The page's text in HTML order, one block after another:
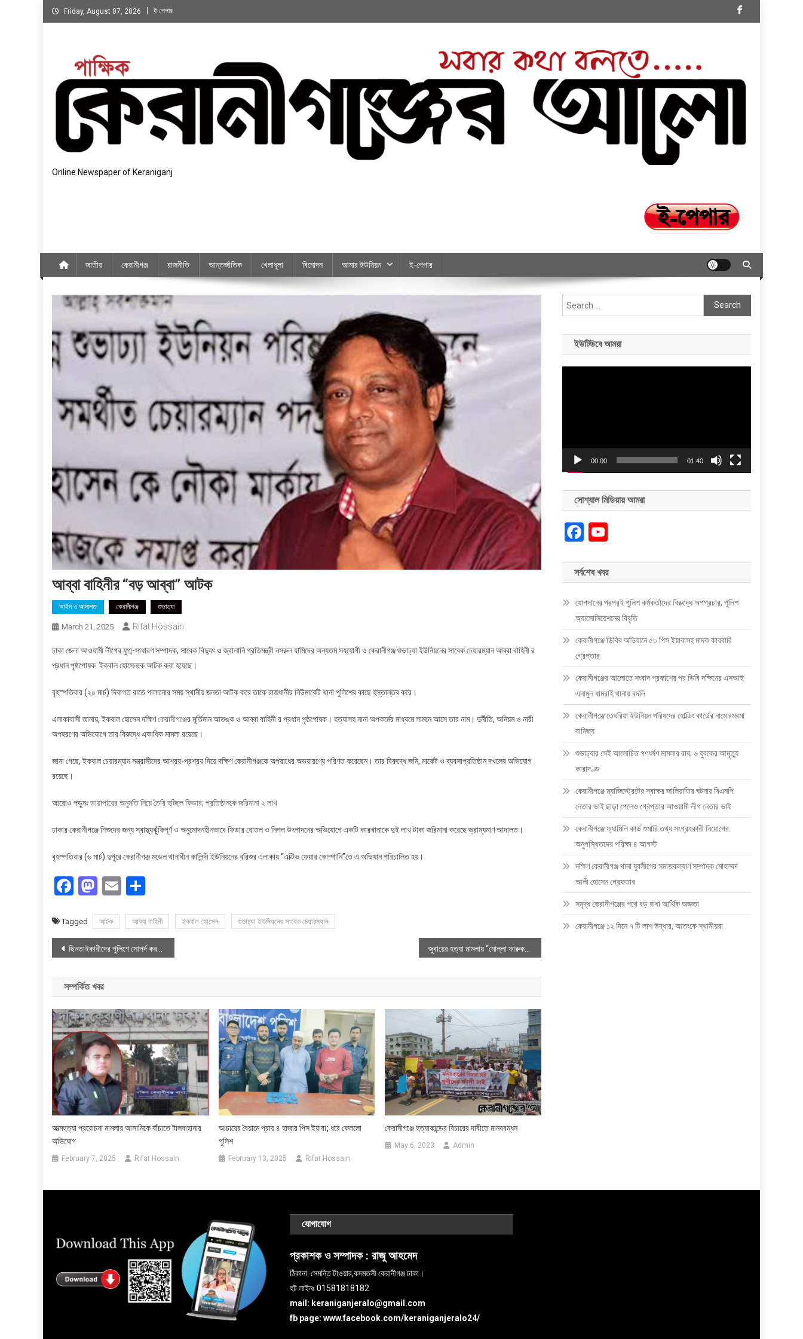
Skip
to
Friday, August 07, 2026 ই পেপার
Online Newspaper of Keraniganj
জাতীয় কেরানীগঞ্জ রাজনীতি আন্তর্জাতিক খেলাধূলা বিনোদন আমার ইউনিয়ন ই-পেপার
আব্বা বাহিনীর “বড় আব্বা” আটক
আইন ও আদালত কেরানীগঞ্জ শুভাড্যা
March 21, 2025 Rifat Hossain
ঢাকা জেলা আওয়ামী লীগের যুগ্ম-সাধারণ সম্পাদক, সাবেক বিদ্যুৎ ও জ্বালানি প্রতিমন্ত্রী নসরুল হামিদের অন্যতম সহযোগী ও কেরানীগঞ্জ শুভাঢ্যা ইউনিয়নের সাবেক চেয়ারম্যান আব্বা বাহিনী র
প্রধান পৃষ্ঠপোষক ইকবাল হোসেনকে আটক করা হয়েছে।
বৃহস্পতিবার (২০ মার্চ) দিবাগত রাতে পালানোর সময় স্থানীয় জনতা আটক করে তাকে রাজধানীর নিউমার্কেট থানা পুলিশের কাছে হস্তান্তর করে।
এলাকাবাসী জানায়, ইকবাল হোসেন দক্ষিণকেরানীগঞ্জের মূর্তিমান আতঙ্ক ও আব্বা বাহিনী র প্রধান পৃষ্ঠপোষক। হত্যাসহ নানা অপকর্মের মাধ্যমে সামনে আসে তার নাম। দুর্নীতি, অনিয়ম ও নারী
অপহরণের অভিযোগে তার বিরুদ্ধে একাধিক মামলা রয়েছে।
জানা গেছে, ইকবাল চেয়ারম্যান সন্ত্রাসীদের আশ্রয়-প্রশ্রয় দিয়ে দক্ষিণ কেরানীগঞ্জকে অপরাধের অভয়ারণ্যে পরিণত করেছেন। তার বিরুদ্ধে জমি, মার্কেট ও ব্যবসাপ্রতিষ্ঠান দখলের অভিযোগ
রয়েছে।
আরোও পড়ুনঃডায়াপারের অনুমতি নিয়ে তৈরি হচ্ছিল ফিডার; প্রতিষ্ঠানকে জরিমানা ২ লাখ
ঢাকার কেরানীগঞ্জে শিশুদের জন্য স্বাস্থ্যঝুঁকিপূর্ণ ও অনুমোদনহীনভাবে ফিডার বোতল ও নিপল উৎপাদনের অভিযোগে একটি কারখানাকে দুই লাখ টাকা জরিমানা করেছে ভ্রাম্যমাণ আদালত।
বৃহস্পতিবার (৬ মার্চ) দুপুরে কেরানীগঞ্জ মডেল থানাধীন কালিন্দী ইউনিয়নের বরিশুর এলাকায় “এক্টিভ ফেয়ার কোম্পানি”তে এ অভিযান পরিচালিত হয়।
Facebook
Mastodon
Email
Tagged আটক আব্বা বাহিনী ইকবাল হোসেন শুভাঢ্যা ইউনিয়নের সাবেক চেয়ারম্যান
Post
navigation
ছিনতাইকারীদের পুলিশে সোপর্দ করতে বলায় শিক্ষার্থীকে ছুরিকাঘাত জুবায়ের হত্যা মামলায় “মোল্লা ফারুক বাহিনী”র মাসুদ গ্রেফতার
সম্পর্কিত খবর
আত্মহত্যা প্ররোচনা মামলার আসামিকে বাঁচাতে টালবাহানার
অভিযোগ
February 7, 2025 Rifat Hossain
আচারের বৈয়ামে প্রায় ৪ হাজার পিস ইয়াবা; ধরে ফেললো
পুলিশ
February 13, 2025 Rifat Hossain
কেরানীগঞ্জে হত্যাকান্ডের বিচারের দাবীতে মানববন্ধন
May 6, 2023 Admin
Search
for:
ইউটিউবে আমরা
00:00 01:40
সোশ্যাল মিডিয়ায় আমরা
Facebook
সর্বশেষ খবর
যোগদানের পরপরই পুলিশ কর্মকর্তাদের বিরুদ্ধে অপপ্রচার, পুলিশ
অ্যাসোসিয়েশনের বিবৃতি
কেরানীগঞ্জে ডিবির অভিযানে ৫০ পিস ইয়াবাসহ মাদক কারবারি
গ্রেপ্তার
কেরানীগঞ্জের আলোতে সংবাদ প্রকাশের পর ডিবি দক্ষিনের এসআই
এনামুল ধামরাই থানায় বদলি
কেরানীগঞ্জে তেঘরিয়া ইউনিয়ন পরিষদের হোল্ডিং কার্ডের নামে রমরমা
বানিজ্য
শুভাঢ্যার সেই আলোচিত গণধর্ষণ মামলার রায়; ৬ যুবকের আমৃত্যু
কারাদণ্ড
কেরানীগঞ্জে ম্যাজিস্ট্রেটের স্বাক্ষর জালিয়াতির ঘটনায় বিএনপি
নেতার ভাই ছাড়া পেলেও গ্রেপ্তার আওয়ামী লীগ নেতার ভাই
কেরানীগঞ্জে ফ্যামিলি কার্ড শুমারি তথ্য সংগ্রহকারী নিয়োগের
অনুপস্থিতদের পরিক্ষা ৪ আগস্ট
দক্ষিণ কেরানীগঞ্জ থানা যুবলীগের সমাজকল্যাণ সম্পাদক মোহাম্মদ
আলী হোসেন গ্রেফতার
সমৃদ্ধ কেরানীগঞ্জের পথে বড় বাধা আর্থিক অজ্ঞতা
কেরানীগঞ্জে ১২ দিনে ৭ টি লাশ উদ্ধার, আতংকে স্থানীয়রা
যোগাযোগ
প্রকাশক ও সম্পাদক :রাজু আহমেদ
ঠিকানা: সেমন্তি টাওয়ার,কদমতলী কেরানীগঞ্জ ঢাকা।
হট লাইনঃ 01581818182
mail: keraniganjeralo@gmail.com
fb page: www.facebook.com/keraniganjeralo24/